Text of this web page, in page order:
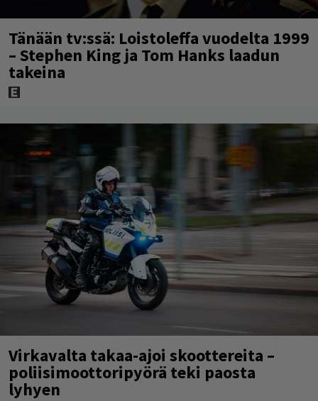
Tänään tv:ssä: Loistoleffa vuodelta 1999
– Stephen King ja Tom Hanks laadun
takeina
Virkavalta takaa-ajoi skoottereita –
poliisimoottoripyörä teki paosta
lyhyen